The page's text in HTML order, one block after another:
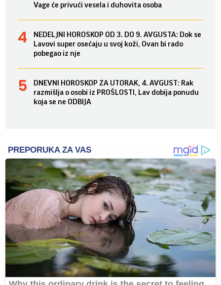
Vage će privući vesela i duhovita osoba
NEDELJNI HOROSKOP OD 3. DO 9. AVGUSTA: Dok se
Lavovi super osećaju u svoj koži, Ovan bi rado
pobegao iz nje
DNEVNI HOROSKOP ZA UTORAK, 4. AVGUST: Rak
razmišlja o osobi iz PROŠLOSTI, Lav dobija ponudu
koja se ne ODBIJA